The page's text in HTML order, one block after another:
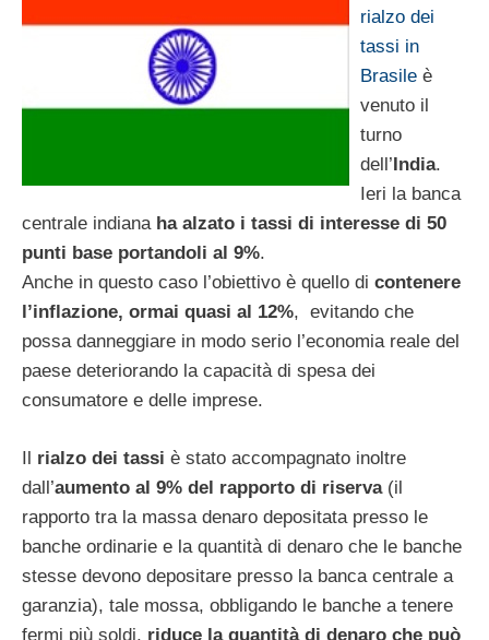
rialzo dei
tassi in
Brasile è
venuto il
turno
dell’ India.
Ieri la banca
centrale indiana ha alzato i tassi di interesse di 50
punti base portandoli al 9%.
Anche in questo caso l’obiettivo è quello di contenere
l’inflazione, ormai quasi al 12%, evitando che
possa danneggiare in modo serio l’economia reale del
paese deteriorando la capacità di spesa dei
consumatore e delle imprese.
Il rialzo dei tassi è stato accompagnato inoltre
dall’aumento al 9% del rapporto di riserva(il
rapporto tra la massa denaro depositata presso le
banche ordinarie e la quantità di denaro che le banche
stesse devono depositare presso la banca centrale a
garanzia), tale mossa, obbligando le banche a tenere
fermi più soldi, riduce la quantità di denaro che può